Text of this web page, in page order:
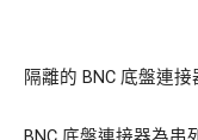
隔離的 BNC 底盤連